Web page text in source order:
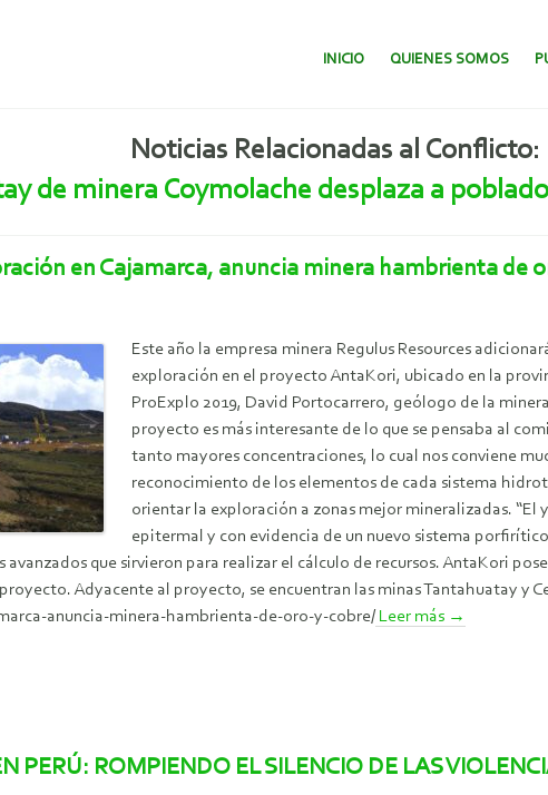
SALTAR AL CONTENIDO.
INICIO QUIENES SOMOS
Noticias Relacionadas al Conflicto:
de minera Coymolache desplaza a
en Cajamarca, anuncia minera hambrienta de
Este año la empresa minera Regulus Resources
exploración en el proyecto AntaKori, ubicado en la
ProExplo 2019, David Portocarrero, geólogo de la
proyecto es más interesante de lo que se pensaba al
tanto mayores concentraciones, lo cual nos conviene
reconocimiento de los elementos de cada sistema
orientar la exploración a zonas mejor mineralizadas.
epitermal y con evidencia de un nuevo sistema
que sirvieron para realizar el cálculo de recursos. AntaKori
Adyacente al proyecto, se encuentran las minas Tantahuatay
anuncia-minera-hambrienta-de-oro-y-cobre/ Leer más →
PERÚ: ROMPIENDO EL SILENCIO DE LAS